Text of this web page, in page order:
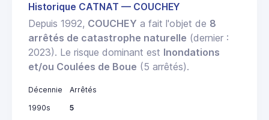
Historique CATNAT — COUCHEY
Depuis 1992, COUCHEY a fait l'objet de 8
arrêtés de catastrophe naturelle (dernier :
2023). Le risque dominant est Inondations
et/ou Coulées de Boue (5 arrêtés).
Décennie
Arrêtés
1990s
5